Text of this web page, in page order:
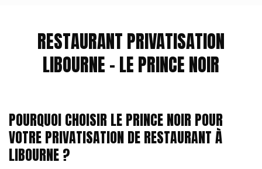
RESTAURANT PRIVATISATION
LIBOURNE - LE PRINCE NOIR
POURQUOI CHOISIR LE PRINCE NOIR POUR
VOTRE PRIVATISATION DE RESTAURANT À
LIBOURNE ?